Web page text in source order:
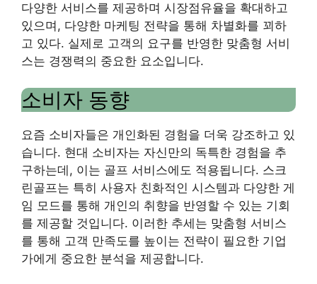
다양한 서비스를 제공하며 시장점유율을 확대하고
있으며, 다양한 마케팅 전략을 통해 차별화를 꾀하
고 있다. 실제로 고객의 요구를 반영한 ​​맞춤형 서비
스는 경쟁력의 중요한 요소입니다.
소비자 동향
요즘 소비자들은 개인화된 경험을 더욱 강조하고 있
습니다. 현대 소비자는 자신만의 독특한 경험을 추
구하는데, 이는 골프 서비스에도 적용됩니다. 스크
린골프는 특히 사용자 친화적인 시스템과 다양한 게
임 모드를 통해 개인의 취향을 반영할 수 있는 기회
를 제공할 것입니다. 이러한 추세는 맞춤형 서비스
를 통해 고객 만족도를 높이는 전략이 필요한 기업
가에게 중요한 분석을 제공합니다.